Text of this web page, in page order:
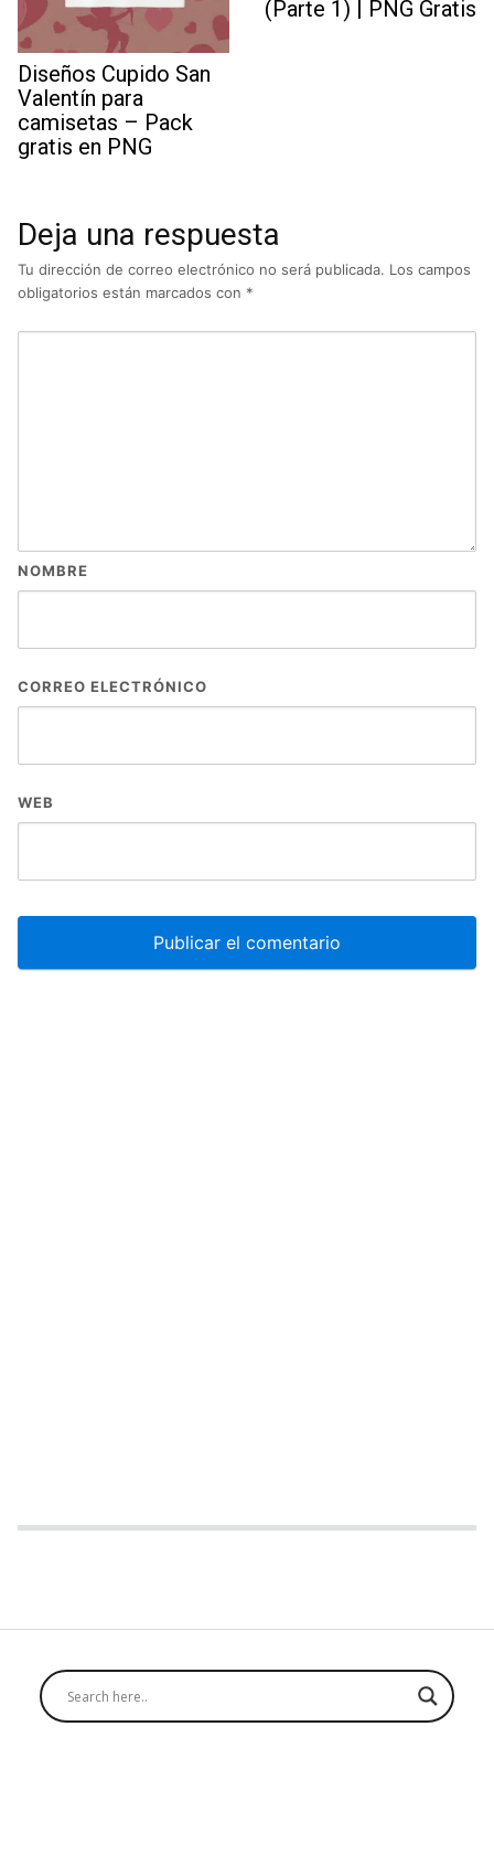
Diseños Cupido San
Valentín para
camisetas – Pack
gratis en PNG
(Parte 1) | PNG Gratis
Deja una respuesta
Tu dirección de correo electrónico no será publicada. Los campos
obligatorios están marcados con *
NOMBRE
CORREO ELECTRÓNICO
WEB